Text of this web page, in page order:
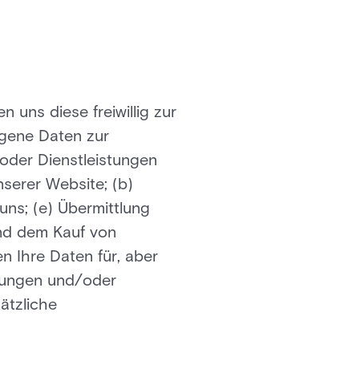
uns diese freiwillig zur
Daten zur
Dienstleistungen
Website; (b)
(e) Übermittlung
dem Kauf von
Ihre Daten für, aber
und/oder